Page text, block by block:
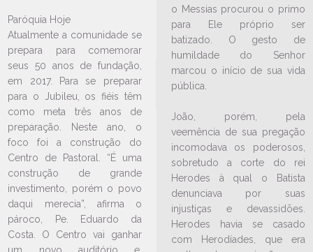
LEIA NO DIOCESE INFORMA
Paróquia Hoje
Atualmente a comunidade se
prepara para comemorar
seus 50 anos de fundação,
em 2017. Para se preparar
para o Jubileu, os fiéis têm
como meta três anos de
preparação. Neste ano, o
foco foi a construção do
Centro de Pastoral. “É uma
construção de grande
investimento, porém o povo
daqui merecia”, afirma o
pároco, Pe. Eduardo da
Costa. O Centro vai ganhar
o Messias procurou o primo
para Ele próprio ser
batizado. O gesto de
humildade do Senhor
marcou o início de sua vida
pública.
João, porém, pela
veemência de sua pregação
incomodava os poderosos,
sobretudo a corte do rei
Herodes à qual o Batista
denunciava por suas
injustiças e devassidões.
Herodes havia se casado
com Herodíades, que era